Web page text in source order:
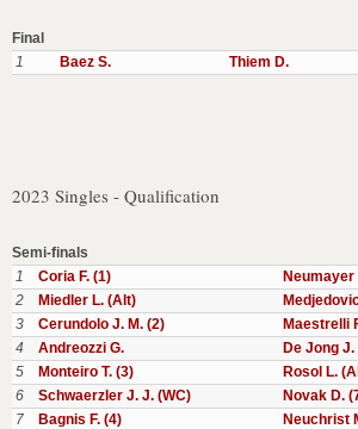
Final
1
Baez S. Thiem D.
2023 Singles - Qualification
Semi-finals
1
Coria F. (1) Neumayer
2
Miedler L. (Alt)
3
Cerundolo J. M. (2) Maestrelli
4
Andreozzi G. De Jong J.
5
Monteiro T. (3) Rosol L.
6
Schwaerzler J. J. (WC) Novak D.
7
Bagnis F. (4) Neuchrist